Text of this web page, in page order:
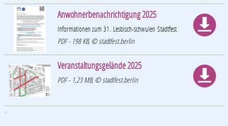
Anwohnerbenachrichtigung 2025
Informationen zum 31. Lesbisch-schwulen Stadtfest
PDF - 198 KB, © stadtfest.berlin
Veranstaltungsgelände 2025
PDF - 1,23 MB, © stadtfest.berlin
.